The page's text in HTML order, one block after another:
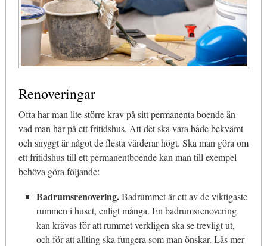
Renoveringar
Ofta har man lite större krav på sitt permanenta boende än
vad man har på ett fritidshus. Att det ska vara både bekvämt
och snyggt är något de flesta värderar högt. Ska man göra om
ett fritidshus till ett permanentboende kan man till exempel
behöva göra följande:
Badrumsrenovering.Badrummet är ett av de viktigaste
rummen i huset, enligt många. En badrumsrenovering
kan krävas för att rummet verkligen ska se trevligt ut,
och för att allting ska fungera som man önskar. Läs mer